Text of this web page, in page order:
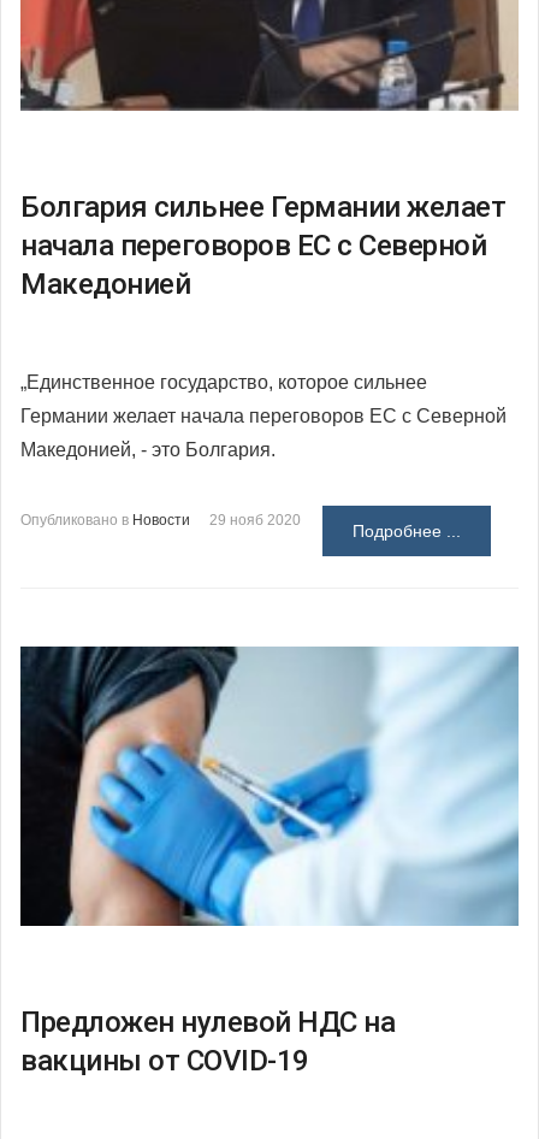
Болгария сильнее Германии желает
начала переговоров ЕС с Северной
Македонией
„Единственное государство, которое сильнее
Германии желает начала переговоров ЕС с Северной
Македонией, - это Болгария.
Опубликовано в Новости 29 нояб 2020
Подробнее ...
Предложен нулевой НДС на
вакцины от COVID-19